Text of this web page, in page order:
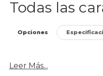
Todas las
Opciones
Leer Más...